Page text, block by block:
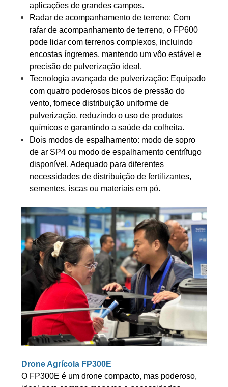
aplicações de grandes campos.
Radar de acompanhamento de terreno: Com
rafar de acompanhamento de terreno, o FP600
pode lidar com terrenos complexos, incluindo
encostas íngremes, mantendo um vôo estável e
precisão de pulverização ideal.
Tecnologia avançada de pulverização: Equipado
com quatro poderosos bicos de pressão do
vento, fornece distribuição uniforme de
pulverização, reduzindo o uso de produtos
químicos e garantindo a saúde da colheita.
Dois modos de espalhamento: modo de sopro
de ar SP4 ou modo de espalhamento centrífugo
disponível. Adequado para diferentes
necessidades de distribuição de fertilizantes,
sementes, iscas ou materiais em pó.
Drone Agrícola FP300E
O FP300E é um drone compacto, mas poderoso,